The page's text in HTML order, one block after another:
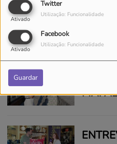
Twitter
Ativado
Utilização: Funcionalidade
Facebook
Ativado
Utilização: Funcionalidade
Guardar